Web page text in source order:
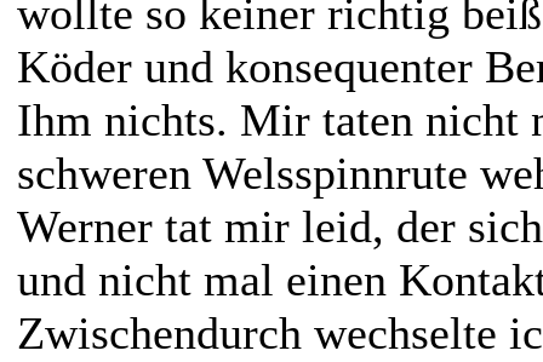
wollte so keiner richtig
Köder und konsequenter
Ihm nichts. Mir taten nicht
schweren Welsspinnrute
Werner tat mir leid, der
und nicht mal einen
Zwischendurch wechselte